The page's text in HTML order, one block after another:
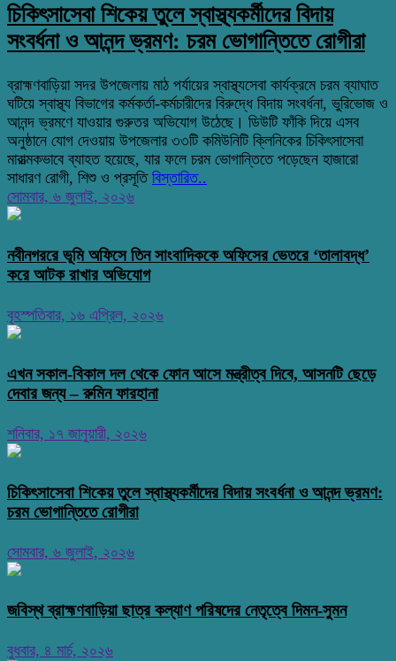
চিকিৎসাসেবা শিকেয় তুলে স্বাস্থ্যকর্মীদের বিদায়
সংবর্ধনা ও আনন্দ ভ্রমণ: চরম ভোগান্তিতে রোগীরা
ব্রাহ্মণবাড়িয়া সদর উপজেলায় মাঠ পর্যায়ের স্বাস্থ্যসেবা কার্যক্রমে চরম ব্যাঘাত
ঘটিয়ে স্বাস্থ্য বিভাগের কর্মকর্তা-কর্মচারীদের বিরুদ্ধে বিদায় সংবর্ধনা, ভুরিভোজ ও
আনন্দ ভ্রমণে যাওয়ার গুরুতর অভিযোগ উঠেছে। ডিউটি ফাঁকি দিয়ে এসব
অনুষ্ঠানে যোগ দেওয়ায় উপজেলার ৩৩টি কমিউনিটি ক্লিনিকের চিকিৎসাসেবা
মারাত্মকভাবে ব্যাহত হয়েছে, যার ফলে চরম ভোগান্তিতে পড়েছেন হাজারো
সাধারণ রোগী, শিশু ও প্রসূতি বিস্তারিত..
সোমবার, ৬ জুলাই, ২০২৬
নবীনগররে ভূমি অফিসে তিন সাংবাদিককে অফিসের ভেতরে ‘তালাবদ্ধ’
করে আটক রাখার অভিযোগ
বৃহস্পতিবার, ১৬ এপ্রিল, ২০২৬
এখন সকাল-বিকাল দল থেকে ফোন আসে মন্ত্রীত্ব দিবে, আসনটি ছেড়ে
দেবার জন্য – রুমিন ফারহানা
শনিবার, ১৭ জানুয়ারী, ২০২৬
চিকিৎসাসেবা শিকেয় তুলে স্বাস্থ্যকর্মীদের বিদায় সংবর্ধনা ও আনন্দ ভ্রমণ:
চরম ভোগান্তিতে রোগীরা
সোমবার, ৬ জুলাই, ২০২৬
জবিস্থ ব্রাহ্মণবাড়িয়া ছাত্র কল্যাণ পরিষদের নেতৃত্বে দিমন-সুমন
বুধবার, ৪ মার্চ, ২০২৬